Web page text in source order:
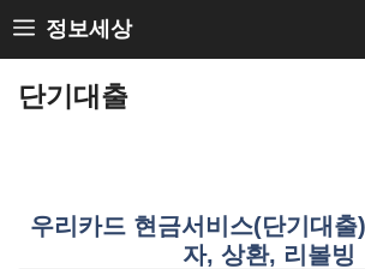
Skip
to
content
정보세상
단기대출
우리카드 현금서비스(단기대출
자, 상환, 리볼빙